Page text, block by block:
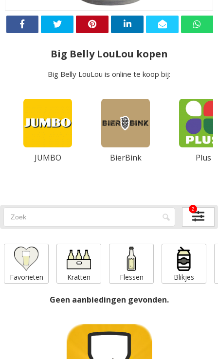
Big Belly LouLou kopen
Big Belly LouLou is online te koop bij:
JUMBO BierBink Plus
2
Favorieten Kratten Flessen Blikjes
Geen aanbiedingen gevonden.